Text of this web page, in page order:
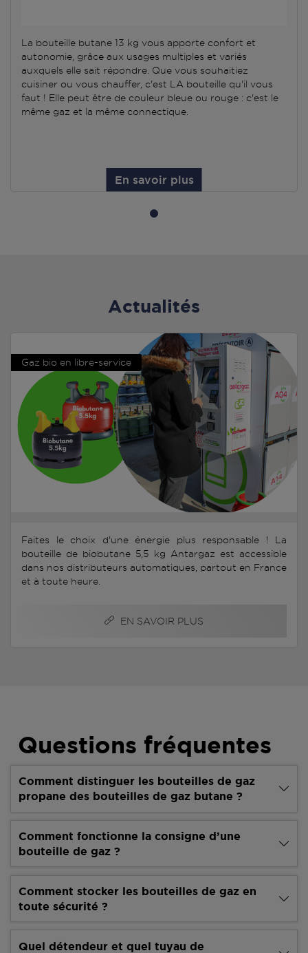
La bouteille butane 13 kg vous apporte confort et
autonomie, grâce aux usages multiples et variés
auxquels elle sait répondre. Que vous souhaitiez
cuisiner ou vous chauffer, c'est LA bouteille qu'il vous
faut ! Elle peut être de couleur bleue ou rouge : c'est le
même gaz et la même connectique.
En savoir plus
Actualités
Gaz bio en libre-service
Faites le choix d'une énergie plus responsable ! La
bouteille de biobutane 5,5 kg Antargaz est accessible
dans nos distributeurs automatiques, partout en France
et à toute heure.
EN SAVOIR PLUS
Questions fréquentes
Comment distinguer les bouteilles de gaz
propane des bouteilles de gaz butane ?
Comment fonctionne la consigne d’une
bouteille de gaz ?
Comment stocker les bouteilles de gaz en
toute sécurité ?
Quel détendeur et quel tuyau de